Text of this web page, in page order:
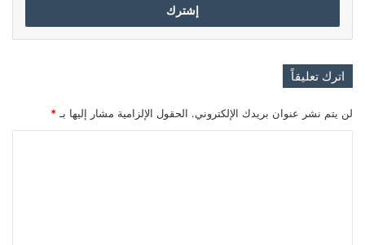
اترك تعليقاً
لن يتم نشر عنوان بريدك الإلكتروني. الحقول الإلزامية مشار إليها بـ *